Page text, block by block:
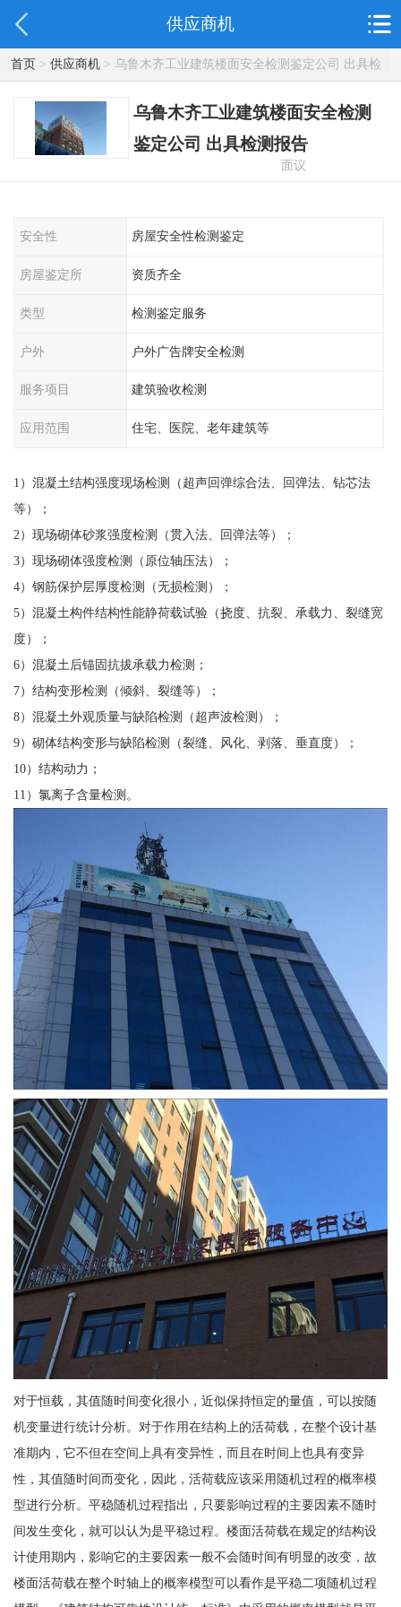
供应商机
首页> 供应商机> 乌鲁木齐工业建筑楼面安全检测鉴定公司 出具检
测报告
乌鲁木齐工业建筑楼面安全检测
鉴定公司 出具检测报告
面议
安全性 房屋安全性检测鉴定
房屋鉴定所 资质齐全
类型 检测鉴定服务
户外 户外广告牌安全检测
服务项目 建筑验收检测
应用范围 住宅、医院、老年建筑等
1）混凝土结构强度现场检测（超声回弹综合法、回弹法、钻芯法
等）；
2）现场砌体砂浆强度检测（贯入法、回弹法等）；
3）现场砌体强度检测（原位轴压法）；
4）钢筋保护层厚度检测（无损检测）；
5）混凝土构件结构性能静荷载试验（挠度、抗裂、承载力、裂缝宽
度）；
6）混凝土后锚固抗拔承载力检测；
7）结构变形检测（倾斜、裂缝等）；
8）混凝土外观质量与缺陷检测（超声波检测）；
9）砌体结构变形与缺陷检测（裂缝、风化、剥落、垂直度）；
10）结构动力；
11）氯离子含量检测。
对于恒载，其值随时间变化很小，近似保持恒定的量值，可以按随
机变量进行统计分析。对于作用在结构上的活荷载，在整个设计基
准期内，它不但在空间上具有变异性，而且在时间上也具有变异
性，其值随时间而变化，因此，活荷载应该采用随机过程的概率模
型进行分析。平稳随机过程指出，只要影响过程的主要因素不随时
间发生变化，就可以认为是平稳过程。楼面活荷载在规定的结构设
计使用期内，影响它的主要因素一般不会随时间有明显的改变，故
楼面活荷载在整个时轴上的概率模型可以看作是平稳二项随机过程